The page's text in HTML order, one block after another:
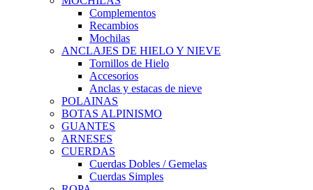
Complementos
Recambios
Mochilas
ANCLAJES DE HIELO Y NIEVE
Tornillos de Hielo
Accesorios
Anclas y estacas de nieve
POLAINAS
BOTAS ALPINISMO
GUANTES
ARNESES
CUERDAS
Cuerdas Dobles / Gemelas
Cuerdas Simples